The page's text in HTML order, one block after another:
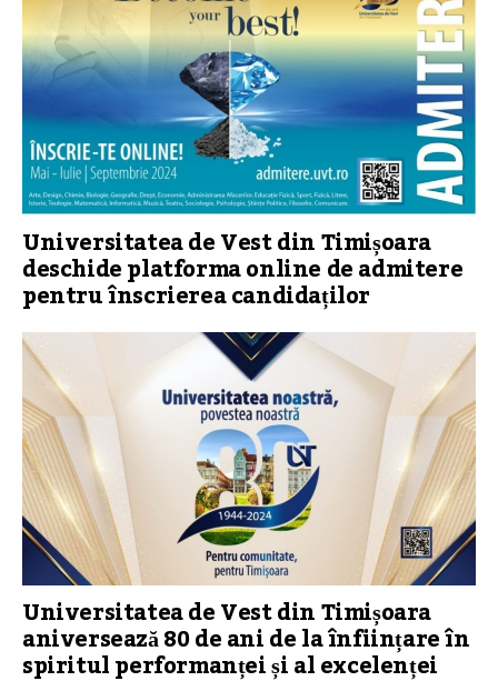
Universitatea de Vest din Timișoara
deschide platforma online de admitere
pentru înscrierea candidaților
Universitatea de Vest din Timișoara
aniversează 80 de ani de la înființare în
spiritul performanței și al excelenței